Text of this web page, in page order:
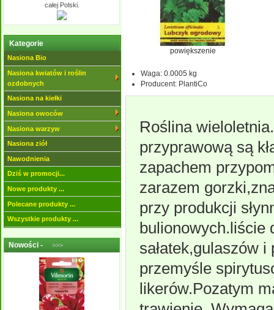
całej Polski.
Kategorie
Nasiona Bio
Nasiona kwiatów i roślin
ozdobnych
Nasiona na kiełki
Nasiona owoców
Nasiona warzyw
Nasiona ziół
Nawodnienia
Dziś w promocji...
Nowe produkty ...
Polecane produkty ...
Wszystkie produkty ...
Nowości - >>>
powiększenie
Waga:0.0005 kg
Producent: PlantiCo
Roślina
przyprawową są
zapachem
zarazem
przy produkcji
bulionowych.liście
sałatek,gulaszów
przemyśle
likerów.Pozatym